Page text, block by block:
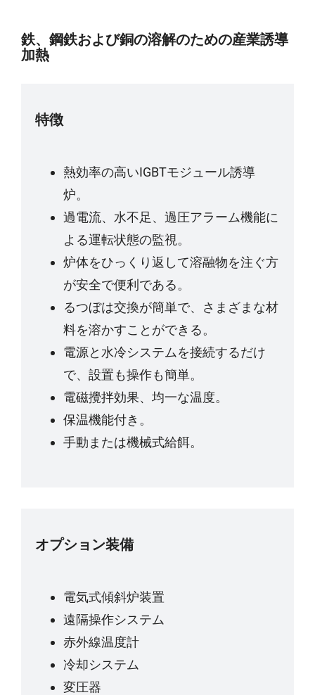
鉄、鋼鉄および銅の溶解のための産業誘導
加熱
特徴
熱効率の高いIGBTモジュール誘導
炉。
過電流、水不足、過圧アラーム機能に
よる運転状態の監視。
炉体をひっくり返して溶融物を注ぐ方
が安全で便利である。
るつぼは交換が簡単で、さまざまな材
料を溶かすことができる。
電源と水冷システムを接続するだけ
で、設置も操作も簡単。
電磁攪拌効果、均一な温度。
保温機能付き。
手動または機械式給餌。
オプション装備
電気式傾斜炉装置
遠隔操作システム
赤外線温度計
冷却システム
変圧器